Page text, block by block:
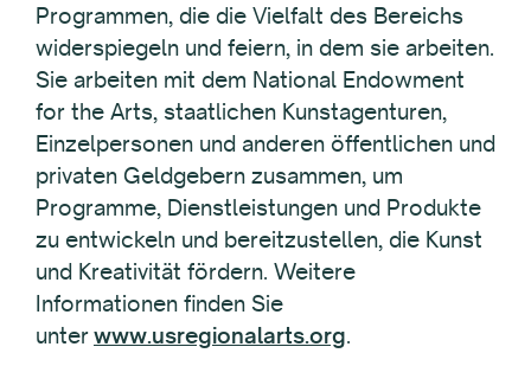
Programmen, die die Vielfalt des Bereichs
widerspiegeln und feiern, in dem sie arbeiten.
Sie arbeiten mit dem National Endowment
for the Arts, staatlichen Kunstagenturen,
Einzelpersonen und anderen öffentlichen und
privaten Geldgebern zusammen, um
Programme, Dienstleistungen und Produkte
zu entwickeln und bereitzustellen, die Kunst
und Kreativität fördern. Weitere
Informationen finden Sie
unterwww.usregionalarts.org.